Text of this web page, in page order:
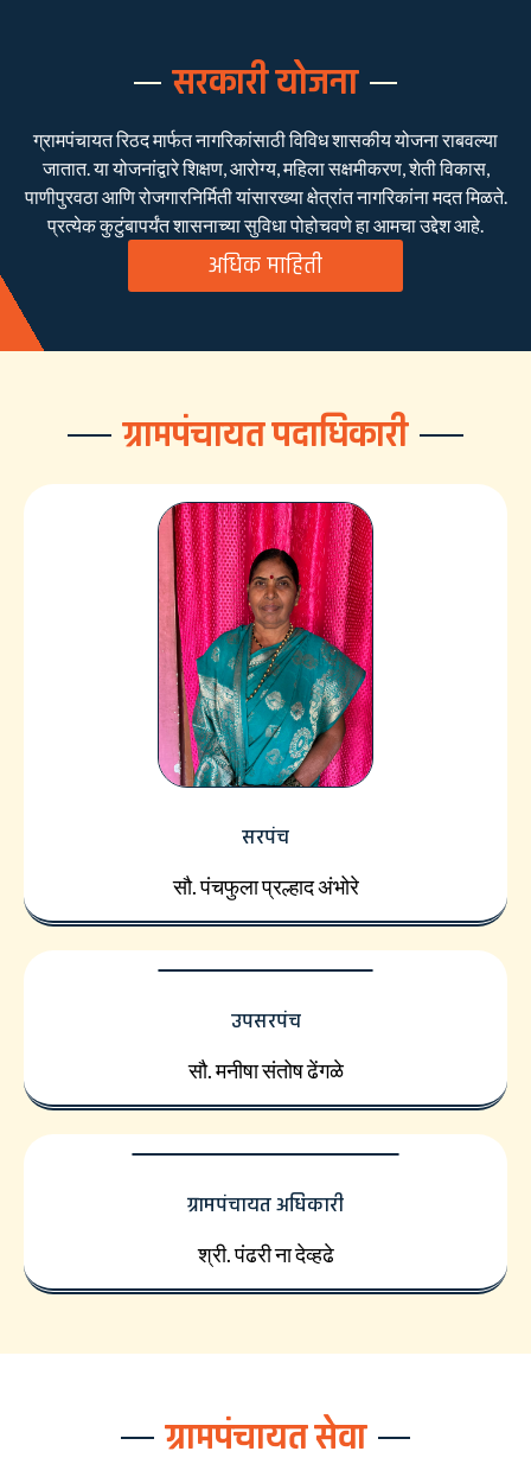
सरकारी योजना
ग्रामपंचायत रिठद मार्फत नागरिकांसाठी विविध शासकीय योजना राबवल्या
जातात. या योजनांद्वारे शिक्षण, आरोग्य, महिला सक्षमीकरण, शेती विकास,
पाणीपुरवठा आणि रोजगारनिर्मिती यांसारख्या क्षेत्रांत नागरिकांना मदत मिळते.
प्रत्येक कुटुंबापर्यंत शासनाच्या सुविधा पोहोचवणे हा आमचा उद्देश आहे.
अधिक माहिती
ग्रामपंचायत पदाधिकारी
सरपंच
सौ. पंचफुला प्रल्हाद अंभोरे
उपसरपंच
सौ. मनीषा संतोष ढेंगळे
ग्रामपंचायत अधिकारी
श्री. पंढरी ना देव्हढे
ग्रामपंचायत सेवा